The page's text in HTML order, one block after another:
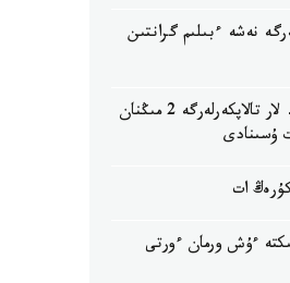
نەشە ءبىلىم گرانتىن
قازاقستاندىق ج و و- لار تالاپكەرلەرگە 2 مىڭنان
ۇسىنادى
ات
ءۇش ورمان ءورتى